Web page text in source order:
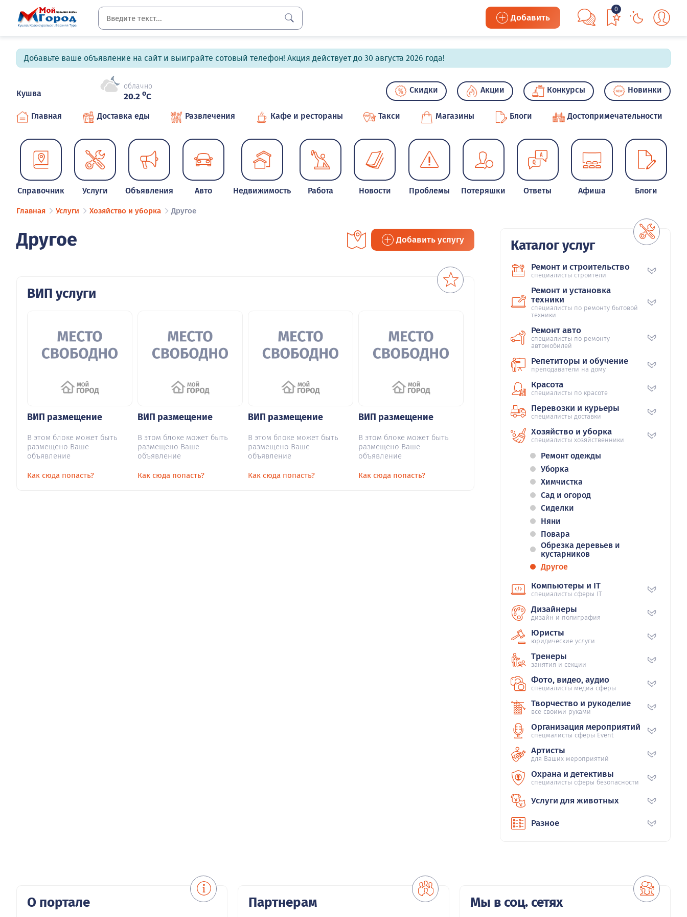
Добавить
0
Добавьте ваше объявление на сайт и выиграйте сотовый телефон! Акция действует до 30 августа 2026 года!
Кушва
облачно
20.2 oC
Скидки Акции Конкурсы Новинки
Главная Доставка еды Развлечения Кафе и рестораны Такси Магазины Блоги Достопримечательности
Справочник Услуги Объявления Авто Недвижимость Работа Новости Проблемы Потеряшки Ответы Афиша Блоги
Главная Услуги Хозяйство и уборка Другое
Другое Добавить услугу
ВИП услуги
ВИП размещение
В этом блоке может быть
размещено Ваше
объявление
Как сюда попасть?
ВИП размещение
В этом блоке может быть
размещено Ваше
объявление
Как сюда попасть?
ВИП размещение
В этом блоке может быть
размещено Ваше
объявление
Как сюда попасть?
ВИП размещение
В этом блоке может быть
размещено Ваше
объявление
Как сюда попасть?
Каталог услуг
Ремонт и строительство
специалисты строители
Ремонт и установка
техники
специалисты по ремонту бытовой
техники
Ремонт авто
специалисты по ремонту
автомобилей
Репетиторы и обучение
преподаватели на дому
Красота
специалисты по красоте
Перевозки и курьеры
специалисты доставки
Хозяйство и уборка
специалисты хозяйственники
Ремонт одежды
Уборка
Химчистка
Сад и огород
Сиделки
Няни
Повара
Обрезка деревьев и
кустарников
Другое
Компьютеры и IT
специалисты сферы IT
Дизайнеры
дизайн и полиграфия
Юристы
юридические услуги
Тренеры
занятия и секции
Фото, видео, аудио
специалисты медиа сферы
Творчество и рукоделие
все своими руками
Организация мероприятий
спецмалисты сферы Event
Артисты
для Ваших мероприятий
Охрана и детективы
специалисты сферы безопасности
Услуги для животных
Разное
О портале Партнерам Мы в соц. сетях